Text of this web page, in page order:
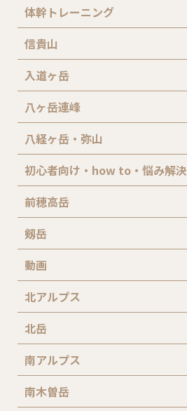
体幹トレーニング
信貴山
入道ヶ岳
八ヶ岳連峰
八経ヶ岳・弥山
初心者向け・how to・悩み解決
前穂高岳
剱岳
動画
北アルプス
北岳
南アルプス
南木曽岳